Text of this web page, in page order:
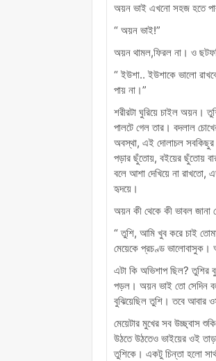
অয়ন ভাই এখনো সহজ হতে
“ অয়ন ভাই!”
অয়ন থামল,ফিরল না। ও
“ ইউশা.. ইউশাকে ভালো
পায় না।”
শরীরটা ঘুরিয়ে চাইল অয়ন।
পালটে গেল তার। বদলাল
অবস্থা, এই দোলাচল সবকিছুর
পড়ার ছুঁতোয়, বইয়ের ছুঁতোয়
বলে আশা দেখিয়ে না
হৃদয়ে।
অয়ন কী থেকে কী ভাবল
“ তুশি, আমি খুব করে চাই
মেয়েকে প্রচণ্ড ভালোবাসুক।
এটা কি অভিশাপ ছিল? তুশির
পড়ল। অয়ন ভাই তো সেদিন
বুঝিয়েছিল তুশি। তবে
মেয়েটার মুখের সব উচ্ছ্বাস
উঠতে উঠতেও ভাইয়ের ওই
তুশিকে। একটু চিন্তা হলো